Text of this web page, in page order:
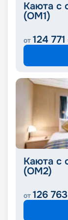
Каюта с
(OM1)
от 124 771
Каюта с
(OM2)
от 126 763